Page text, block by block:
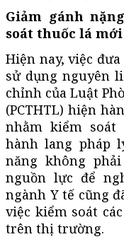
Giảm gánh
soát thuốc lá
Hiện nay, việc
sử dụng nguyên
chỉnh của Luật
(PCTHTL) hiện
nhằm kiểm soát
hành lang pháp
năng không
nguồn lực để
ngành Y tế cũng
việc kiểm soát
trên thị trường.